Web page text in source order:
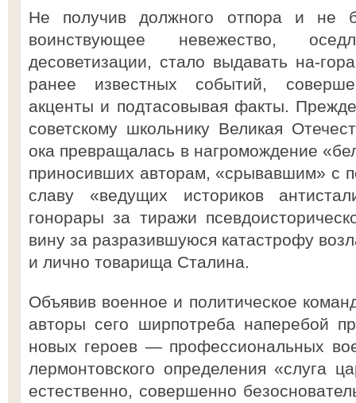
Не получив должного отпора и не
воинствующее невежество,
десоветизации, стало выдавать на-
ранее известных событий,
акценты и подтасовывая факты.
советскому школьнику Великая
ока превращалась в нагромождение
приносивших авторам, «срывавшим» с
славу «ведущих историков
гонорары за тиражи
вину за разразившуюся катастрофу
и лично товарища Сталина.
Объявив военное и политическое
авторы сего ширпотреба наперебой
новых героев — профессиональных
лермонтовского определения «слуга
естественно, совершенно